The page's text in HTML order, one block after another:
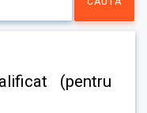
(pentru